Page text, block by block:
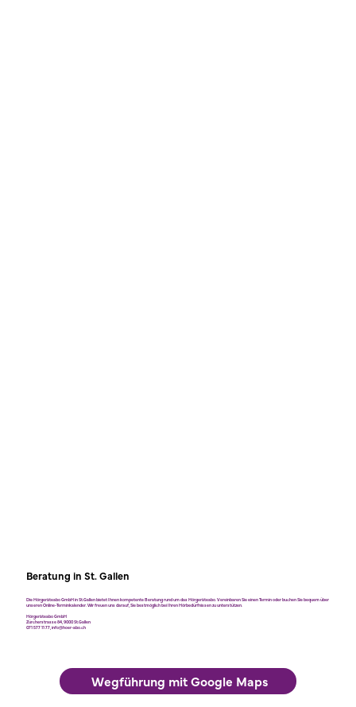
Beratung in St. Gallen
Die Hörgeräteabo GmbH in St.Gallen bietet Ihnen kompetente Beratung rund um das Hörgeräteabo. Vereinbaren Sie einen Termin oder buchen Sie bequem über
unseren Online-Terminkalender. Wir freuen uns darauf, Sie bestmöglich bei Ihren Hörbedürfnissen zu unterstützen.
Hörgeräteabo GmbH
Zürcherstrasse 84, 9000 St.Gallen
071 577 11 77, info@hoer-abo.ch
Wegführung mit Google Maps